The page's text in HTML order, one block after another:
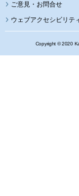
ウェブアクセシビリテ
Copyright © 2020